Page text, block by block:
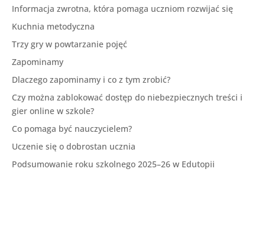
Informacja zwrotna, która pomaga uczniom rozwijać się
Kuchnia metodyczna
Trzy gry w powtarzanie pojęć
Zapominamy
Dlaczego zapominamy i co z tym zrobić?
Czy można zablokować dostęp do niebezpiecznych treści i
gier online w szkole?
Co pomaga być nauczycielem?
Uczenie się o dobrostan ucznia
Podsumowanie roku szkolnego 2025–26 w Edutopii